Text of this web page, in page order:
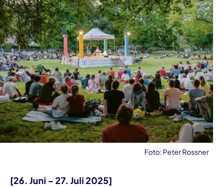
[26. Juni – 27. Juli 2025]
Foto: Peter Rossner